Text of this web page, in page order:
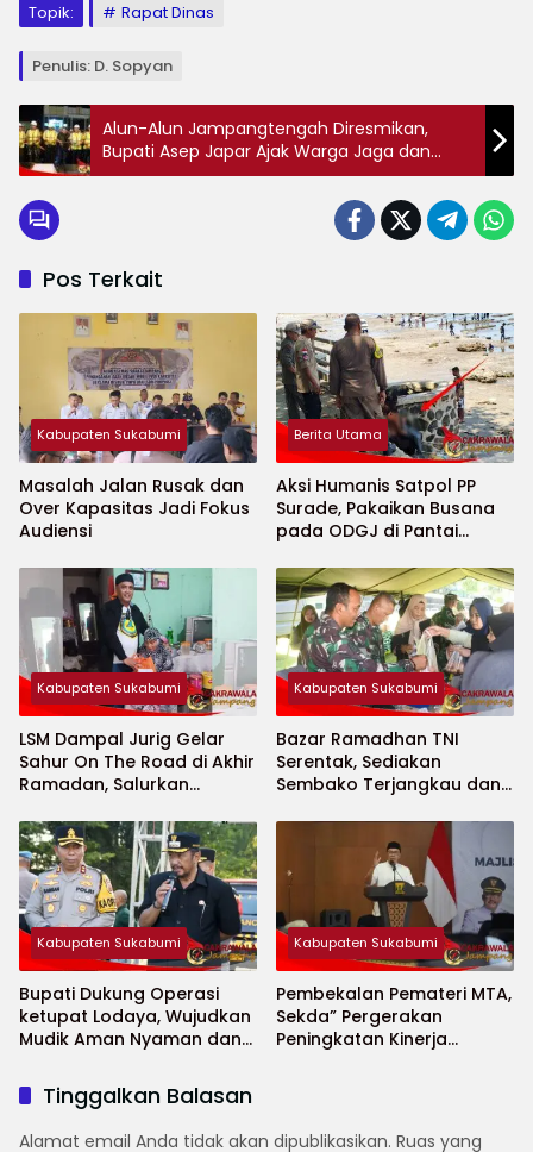
Topik:
Rapat Dinas
Penulis: D. Sopyan
Alun-Alun Jampangtengah Diresmikan,
Bupati Asep Japar Ajak Warga Jaga dan
Manfaatkan Fasilitas
Pos Terkait
Kabupaten Sukabumi
Masalah Jalan Rusak dan
Over Kapasitas Jadi Fokus
Audiensi
Berita Utama
Aksi Humanis Satpol PP
Surade, Pakaikan Busana
pada ODGJ di Pantai
Kabupaten Sukabumi
LSM Dampal Jurig Gelar
Sahur On The Road di Akhir
Ramadan, Salurkan
Jompo dan Anak Yatim
Kabupaten Sukabumi
Bazar Ramadhan TNI
Serentak, Sediakan
Sembako Terjangkau dan
Kabupaten Sukabumi
Bupati Dukung Operasi
ketupat Lodaya, Wujudkan
Mudik Aman Nyaman dan
Kabupaten Sukabumi
Pembekalan Pemateri MTA,
Sekda” Pergerakan
Peningkatan Kinerja
Tinggalkan Balasan
Alamat email Anda tidak akan dipublikasikan. Ruas yang